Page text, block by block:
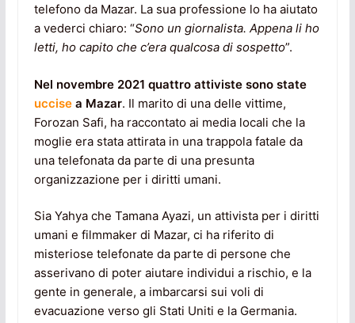
telefono da Mazar. La sua professione lo ha aiutato
a vederci chiaro: “Sono un giornalista. Appena li ho
letti, ho capito che c’era qualcosa di sospetto”.
Nel novembre 2021 quattro attiviste sono state
uccisea Mazar. Il marito di una delle vittime,
Forozan Safi, ha raccontato ai media locali che la
moglie era stata attirata in una trappola fatale da
una telefonata da parte di una presunta
organizzazione per i diritti umani.
Sia Yahya che Tamana Ayazi, un attivista per i diritti
umani e filmmaker di Mazar, ci ha riferito di
misteriose telefonate da parte di persone che
asserivano di poter aiutare individui a rischio, e la
gente in generale, a imbarcarsi sui voli di
evacuazione verso gli Stati Uniti e la Germania.